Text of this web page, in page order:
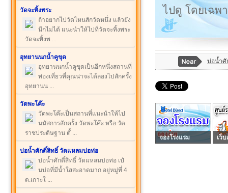
วัดจะทิ้งพระ
ถ้าอยากไปวัดไหนสักวัดหนึ่ง แล้วยัง
นึกไม่ได้ แนะนำให้ไปที่วัดจะทิ้งพระ
วัดจะทิ้งพ ...
อุทยานนกน้ำคูขุด
อุทยานนกน้ำคูขุดเป็นอีกหนึ่งสถานที่
ท่องเที่ยวที่คุณน่าจะได้ลองไปสักครั้ง
อุทยานน ...
วัดพะโค๊ะ
วัดพะโค๊ะเป็นสถานที่แนะนำให้ไป
นมัสการสักครั้ง วัดพะโค๊ะ หรือ วัด
ราชประดิษฐาน ตั้ ...
บ่อน้ำศักดิ์สิทธิ์ วัดแหลมบ่อท่อ
บ่อน้ำศักดิ์สิทธิ์ วัดแหลมบ่อท่อ เป๋
นบ่อที่มีน้ำใสสะอาดมาก อยู่หมู่ที่ 4
ต.เกาะใ ...
ไปดู โดยเฉพ
บ่อน้ำศั
จองโรงแรม เว็